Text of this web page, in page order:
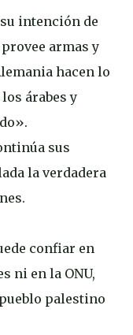
intención de
armas y
hacen lo
árabes y
sus
la verdadera
confiar en
ni en la ONU,
palestino